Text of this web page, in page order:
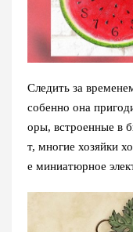
Следить за
собенно она
оры, встроенные в
т, многие хозяйки
е миниатюрное